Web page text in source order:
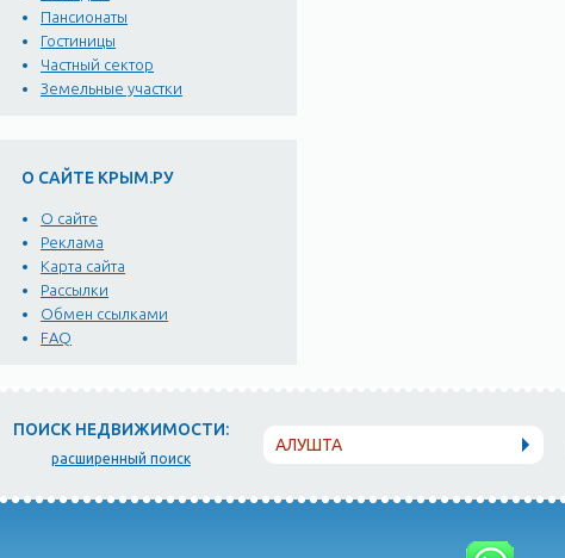
Пансионаты
Гостиницы
Частный сектор
Земельные участки
О САЙТЕ КРЫМ.РУ
О сайте
Реклама
Карта сайта
Рассылки
Обмен ссылками
FAQ
ПОИСК НЕДВИЖИМОСТИ:
расширенный поиск
АЛУШТА